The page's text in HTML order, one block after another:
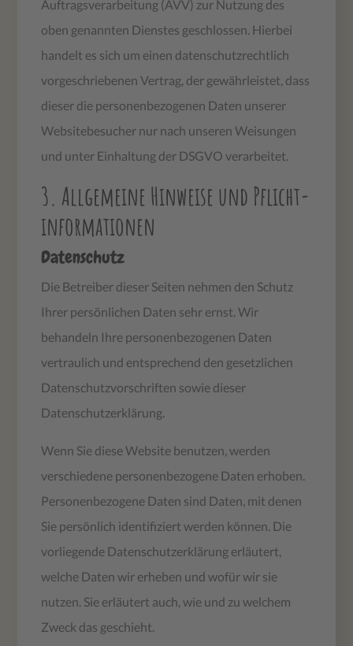
Auftragsverarbeitung (AVV) zur Nutzung des
oben genannten Dienstes geschlossen. Hierbei
handelt es sich um einen datenschutzrechtlich
vorgeschriebenen Vertrag, der gewährleistet, dass
dieser die personenbezogenen Daten unserer
Websitebesucher nur nach unseren Weisungen
und unter Einhaltung der DSGVO verarbeitet.
3. Allgemeine Hinweise und Pflicht­
informationen
Datenschutz
Die Betreiber dieser Seiten nehmen den Schutz
Ihrer persönlichen Daten sehr ernst. Wir
behandeln Ihre personenbezogenen Daten
vertraulich und entsprechend den gesetzlichen
Datenschutzvorschriften sowie dieser
Datenschutzerklärung.
Wenn Sie diese Website benutzen, werden
verschiedene personenbezogene Daten erhoben.
Personenbezogene Daten sind Daten, mit denen
Sie persönlich identifiziert werden können. Die
vorliegende Datenschutzerklärung erläutert,
welche Daten wir erheben und wofür wir sie
nutzen. Sie erläutert auch, wie und zu welchem
Zweck das geschieht.